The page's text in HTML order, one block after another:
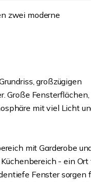
zwei moderne
großzügigen
Große
mit viel Licht
mit Garderobe
- ein Ort
Fenster sorgen